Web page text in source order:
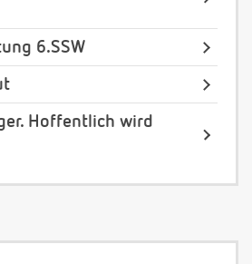
6.SSW
Hoffentlich wird